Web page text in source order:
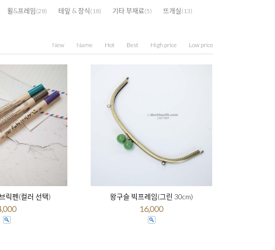
휠&프레임 (28) 테잎 & 장식 (18) 기타 부재료(5) 뜨개실 (13)
New Name Hot Best High price Low price
릭펜(컬러 선택) 왕구슬 빅프레임(그린 30cm)
16,000